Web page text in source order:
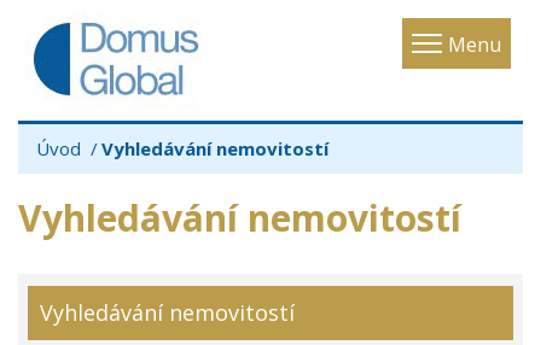
Menu
Toggle
Úvod Vyhledávání nemovitostí
Vyhledávání nemovitostí
Vyhledávání nemovitostí